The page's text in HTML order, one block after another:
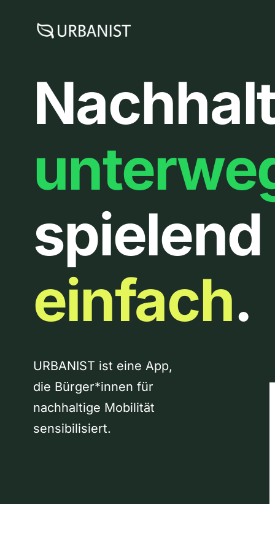
spielend
einfach.
URBANIST ist eine App,
die Bürger*innen für
nachhaltige Mobilität
sensibilisiert.